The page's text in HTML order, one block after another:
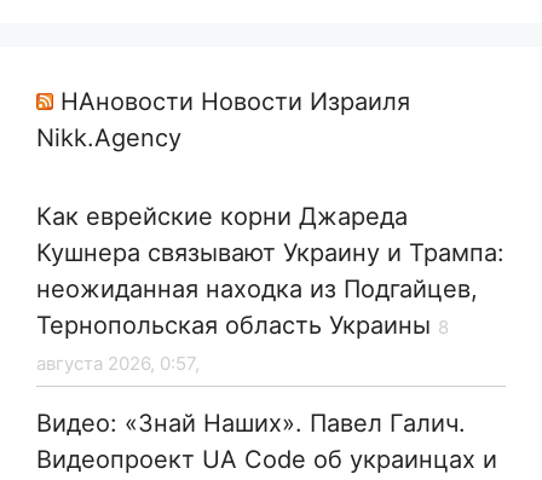
НАновости Новости Израиля
Nikk.Agency
Как еврейские корни Джареда
Кушнера связывают Украину и Трампа:
неожиданная находка из Подгайцев,
Тернопольская область Украины 8
августа 2026, 0:57,
Видео: «Знай Наших». Павел Галич.
Видеопроект UA Code об украинцах и